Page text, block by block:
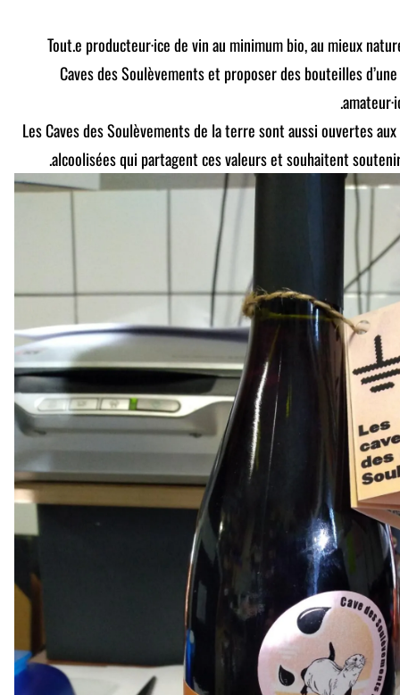
Tout.e producteur·ice de vin au minimum bio, au mieux
Caves des Soulèvements et proposer des bouteilles
Les Caves des Soulèvements de la terre sont aussi ouvertes
alcoolisées qui partagent ces valeurs et souhaitent